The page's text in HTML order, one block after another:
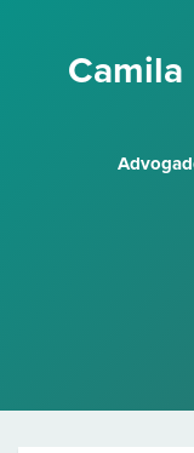
Camila